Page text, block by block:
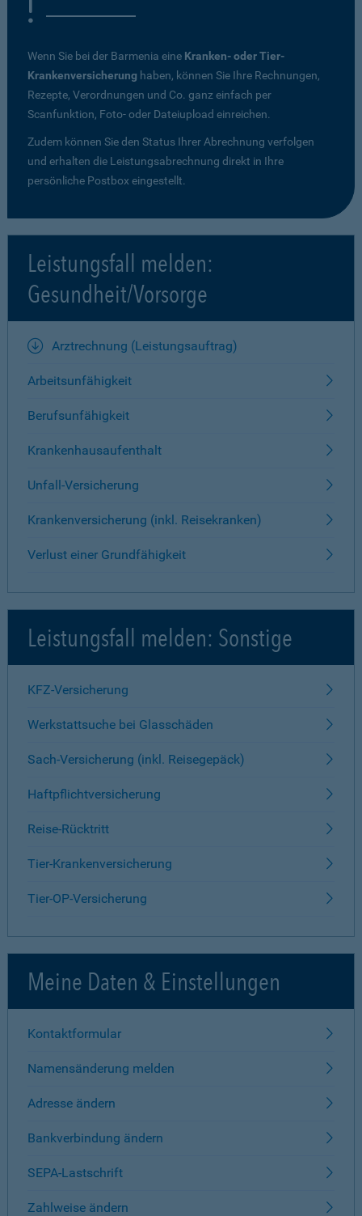
Wenn Sie bei der Barmenia eine Kranken- oder Tier-
Krankenversicherung haben, können Sie Ihre Rechnungen,
Rezepte, Verordnungen und Co. ganz einfach per
Scanfunktion, Foto- oder Dateiupload einreichen.
Zudem können Sie den Status Ihrer Abrechnung verfolgen
und erhalten die Leistungsabrechnung direkt in Ihre
persönliche Postbox eingestellt.
Leistungsfall melden:
Gesundheit/Vorsorge
Arztrechnung (Leistungsauftrag)
Arbeitsunfähigkeit
Berufsunfähigkeit
Krankenhausaufenthalt
Unfall-Versicherung
Krankenversicherung (inkl. Reisekranken)
Verlust einer Grundfähigkeit
Leistungsfall melden: Sonstige
KFZ-Versicherung
Werkstattsuche bei Glasschäden
Sach-Versicherung (inkl. Reisegepäck)
Haftpflichtversicherung
Reise-Rücktritt
Tier-Krankenversicherung
Tier-OP-Versicherung
Meine Daten & Einstellungen
Kontaktformular
Namensänderung melden
Adresse ändern
Bankverbindung ändern
SEPA-Lastschrift
Zahlweise ändern